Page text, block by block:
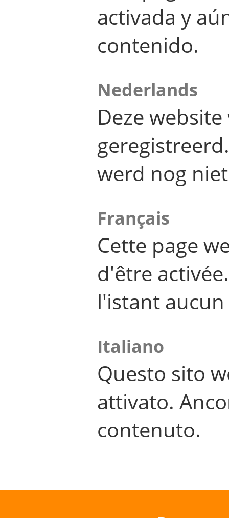
activada y
contenido.
Nederlands
Deze
werd nog
Français
Cette page
d'être
l'istant
Italiano
Questo sito
attivato.
contenuto.